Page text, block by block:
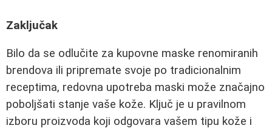
Zaključak
Bilo da se odlučite za kupovne maske renomiranih
brendova ili pripremate svoje po tradicionalnim
receptima, redovna upotreba maski može značajno
poboljšati stanje vaše kože. Ključ je u pravilnom
izboru proizvoda koji odgovara vašem tipu kože i